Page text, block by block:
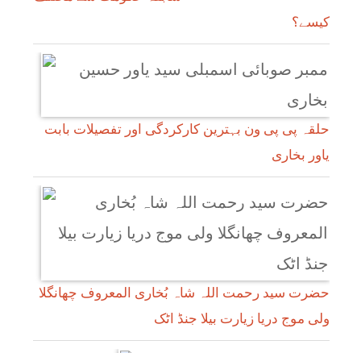
کیسے؟
حلقہ پی پی ون بہترین کارکردگی اور تفصیلات بابت
یاور بخاری
حضرت سید رحمت اللہ شاہ بُخاری المعروف چھانگلا
ولی موج دریا زیارت بیلا جنڈ اٹک